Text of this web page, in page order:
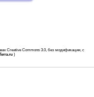
Creative Commons 3.0, без модификации, с
)